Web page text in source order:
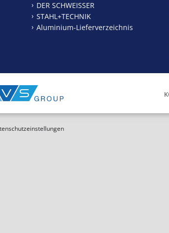
DER SCHWEISSER
STAHL+TECHNIK
Aluminium-Lieferverzeichnis